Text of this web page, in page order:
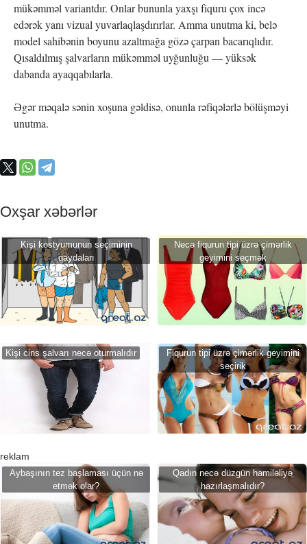
mükəmməl variantdır. Onlar bununla yaxşı fiquru çox incə
edərək yanı vizual yuvarlaqlaşdırırlar. Amma unutma ki, belə
model sahibənin boyunu azaltmağa gözə çarpan bacarıqlıdır.
Qısaldılmış şalvarların mükəmməl uyğunluğu — yüksək
dabanda ayaqqabılarla.
Əgər məqalə sənin xoşuna gəldisə, onunla rəfiqələrlə bölüşməyi
unutma.
Oxşar xəbərlər
Kişi kostyumunun seçiminin
qaydaları
Necə fiqurun tipi üzrə çimərlik
geyimini seçmək
Kişi cins şalvarı necə oturmalıdır
Fiqurun tipi üzrə çimərlik geyimini
seçirik
reklam
Aybaşının tez başlaması üçün nə
etmək olar?
Qadın necə düzgün hamiləliyə
hazırlaşmalıdır?